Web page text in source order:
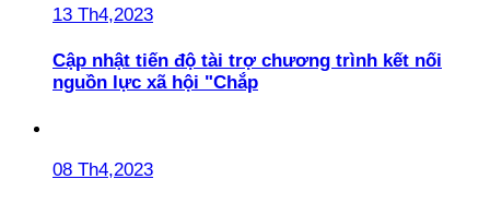
13 Th4,2023
Cập nhật tiến độ tài trợ chương trình kết nối
nguồn lực xã hội "Chắp
08 Th4,2023